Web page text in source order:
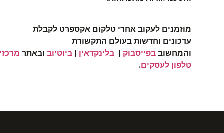
מוזמנים לעקוב אחרי טלקום אקספרט לקבלת
עדכונים וחדשות בעולם התקשורת
והמחשובבפייסבוק |בלינקדאין|ביוטיוב ובאתרמרכזיות
טלפון לעסקים.